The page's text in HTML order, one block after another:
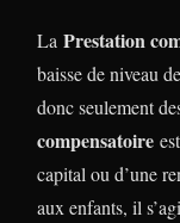
La Prestation
baisse de niveau
donc seulement
compensatoire
capital ou d’une
aux enfants, il